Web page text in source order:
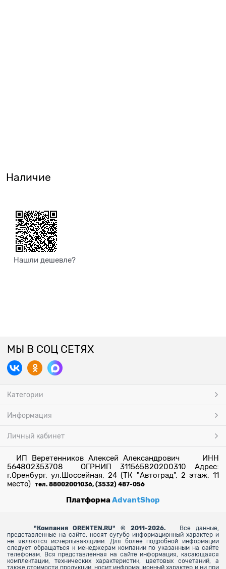
Наличие
Нашли дешевле?
МЫ В СОЦ СЕТЯХ
Категории
Информация
Личный кабинет
ИП Веретенников Алексей Александрович ИНН
564802353708 ОГРНИП 311565820200310 Адрес:
г.Оренбург, ул.Шоссейная, 24 (ТК "Автоград", 2 этаж, 11
место) тел. 88002001036, (3532) 487-056
ПлатформаAdvantShop
" Компания ORENTEN.RU" © 2011-2026.
Все данные,
представленные на сайте, носят сугубо информационный характер и
не являются исчерпывающими. Для более подробной информации
следует обращаться к менеджерам компании по указанным на сайте
телефонам. Вся представленная на сайте информация, касающаяся
комплектации, технических характеристик, цветовых сочетаний, а
также стоимости продукции, носит информационный характер и ни при